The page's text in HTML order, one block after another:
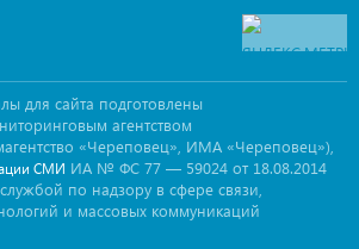
для сайта подготовлены
агентством
«Череповец», ИМА «Череповец»),
СМИ ИА № ФС 77 — 59024 от 18.08.2014
по надзору в сфере связи,
и массовых коммуникаций